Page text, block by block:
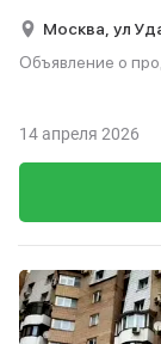
Москва, ул
Объявление о
14 апреля 2026